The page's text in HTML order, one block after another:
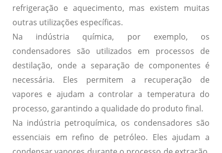
refrigeração e aquecimento, mas existem muitas
outras utilizações específicas.
Na indústria química, por exemplo, os
condensadores são utilizados em processos de
destilação, onde a separação de componentes é
necessária. Eles permitem a recuperação de
vapores e ajudam a controlar a temperatura do
processo, garantindo a qualidade do produto final.
Na indústria petroquímica, os condensadores são
essenciais em refino de petróleo. Eles ajudam a